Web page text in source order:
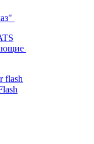
flash